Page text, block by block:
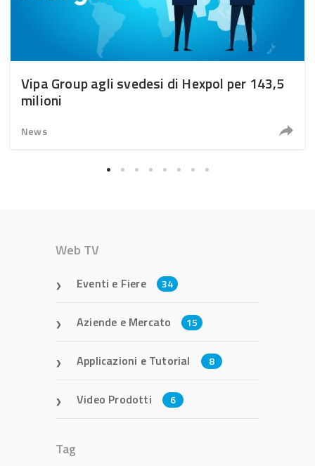
Vipa Group agli svedesi di Hexpol per 143,5
milioni
News
Web TV
Eventi e Fiere 34
Aziende e Mercato 15
Applicazioni e Tutorial 8
Video Prodotti 6
Tag